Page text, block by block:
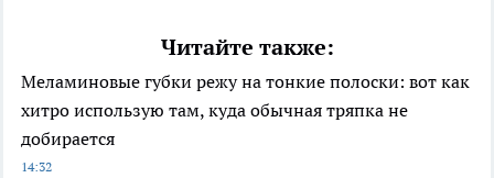
Читайте также:
Меламиновые губки режу на тонкие полоски: вот как
хитро использую там, куда обычная тряпка не
добирается
14:32